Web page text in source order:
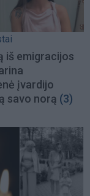
iš emigracijos
įvardijo
savo norą (3)